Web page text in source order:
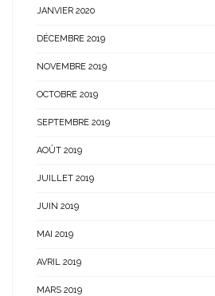
JANVIER 2020
DÉCEMBRE 2019
NOVEMBRE 2019
OCTOBRE 2019
SEPTEMBRE 2019
AOÛT 2019
JUILLET 2019
JUIN 2019
MAI 2019
AVRIL 2019
MARS 2019